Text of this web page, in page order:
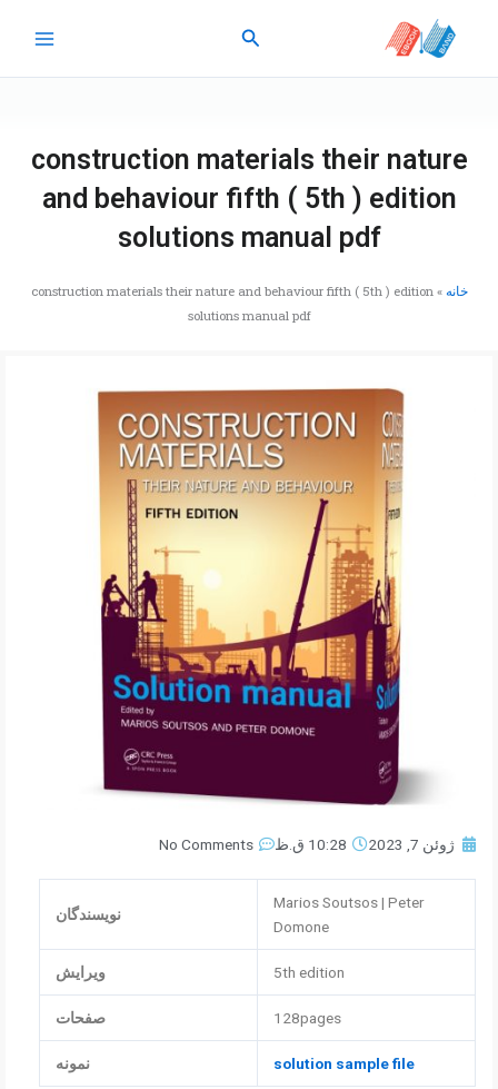
جستجو
construction materials their nature
and behaviour fifth ( 5th ) edition
solutions manual pdf
خانه »
construction materials their nature and behaviour fifth ( 5th ) edition
solutions manual pdf
ژوئن 7, 2023 10:28 ق.ظ No Comments
Marios Soutsos | Peter
Domone
نویسندگان
5th edition ویرایش
128pages صفحات
solution sample file نمونه